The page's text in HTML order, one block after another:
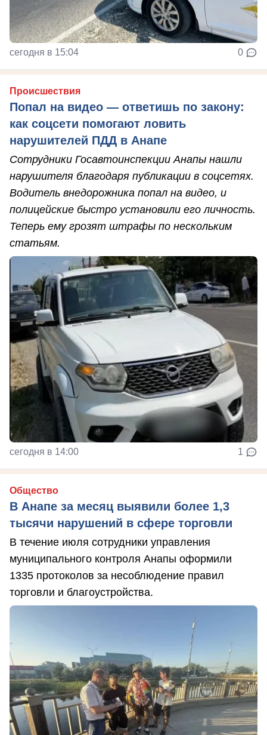
сегодня в 15:04 0
Происшествия
Попал на видео — ответишь по закону:
как соцсети помогают ловить
нарушителей ПДД в Анапе
Сотрудники Госавтоинспекции Анапы нашли
нарушителя благодаря публикации в соцсетях.
Водитель внедорожника попал на видео, и
полицейские быстро установили его личность.
Теперь ему грозят штрафы по нескольким
статьям.
сегодня в 14:00 1
Общество
В Анапе за месяц выявили более 1,3
тысячи нарушений в сфере торговли
В течение июля сотрудники управления
муниципального контроля Анапы оформили
1335 протоколов за несоблюдение правил
торговли и благоустройства.